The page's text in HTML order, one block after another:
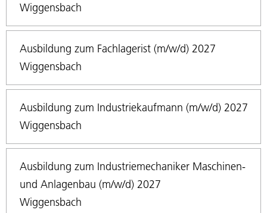
Wiggensbach
Ausbildung zum Fachlagerist (m/w/d) 2027
Wiggensbach
Ausbildung zum Industriekaufmann (m/w/d) 2027
Wiggensbach
Ausbildung zum Industriemechaniker Maschinen-
und Anlagenbau (m/w/d) 2027
Wiggensbach